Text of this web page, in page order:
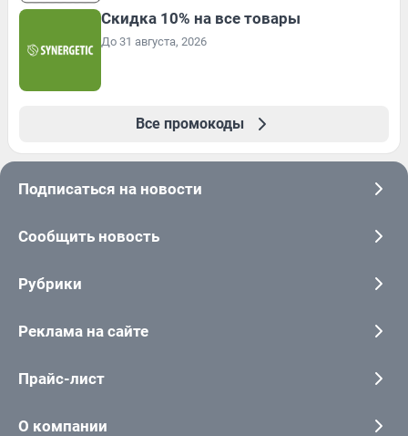
Скидка 10% на все товары
До 31 августа, 2026
Все промокоды
Подписаться на новости
Сообщить новость
Рубрики
Реклама на сайте
Прайс-лист
О компании